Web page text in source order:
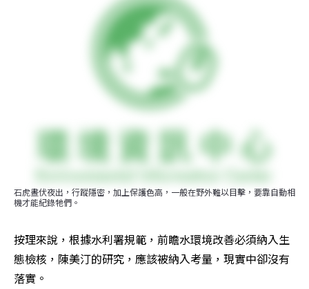
石虎晝伏夜出，行蹤隱密，加上保護色高，一般在野外難以目擊，要靠自動相
機才能紀錄牠們。
按理來說，根據水利署規範，前瞻水環境改善必須納入生
態檢核，陳美汀的研究，應該被納入考量，現實中卻沒有
落實。